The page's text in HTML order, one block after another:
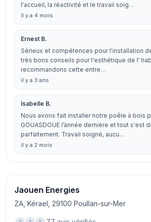
l'accueil, la réactivité et le travail soig…
il y a 4 mois
Ernest B.
Sérieux et compétences pour l'installation
très bons conseils pour l'esthétique de l'
recommandons cette entre…
il y a 3 ans
Isabelle B.
Nous avons fait installer notre poêle à bois
GOUASDOUE l’année dernière et tout s'est
parfaitement. Travail soigné, aucu…
il y a 2 mois
Jaouen Energies
ZA, Kérael, 29100 Poullan-sur-Mer